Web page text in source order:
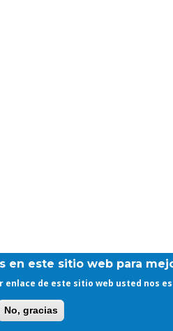
en este sitio web para
enlace de este sitio web usted nos
No, gracias